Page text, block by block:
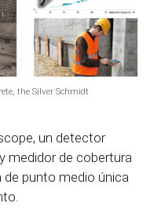
the Silver Schmidt
un detector
medidor de cobertura
punto medio única